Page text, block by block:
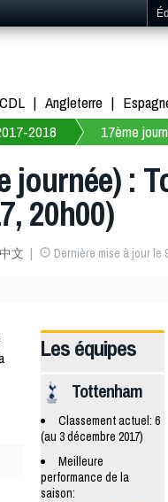
CDL Angleterre
2018 17ème
journée) :
20h00)
中文 Dernière mise à jour le
Les équipes
Tottenham
Classement actuel: 6
(au 3 décembre 2017)
Meilleure
performance de la
saison: